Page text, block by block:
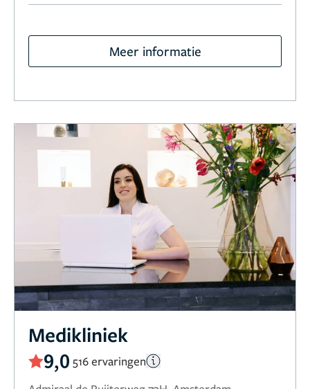
Meer informatie
Medikliniek
9,0 516 ervaringen